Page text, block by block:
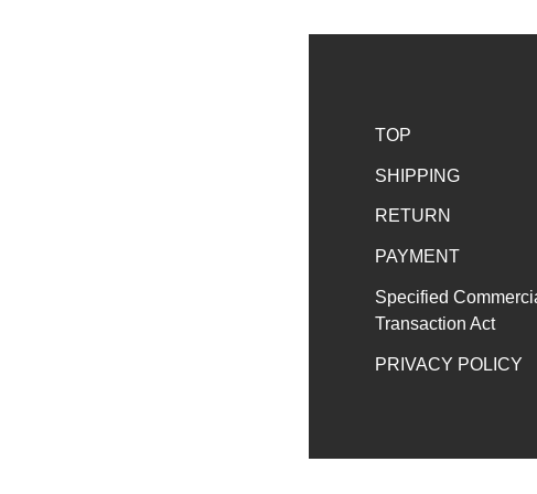
TOP
SHIPPING
RETURN
PAYMENT
Specified
Transaction Act
PRIVACY POLICY